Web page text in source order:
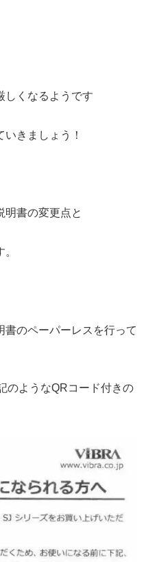
しくなるようです
きましょう！
明書の変更点と
書のペーパーレスを行って
のようなQRコード付きの